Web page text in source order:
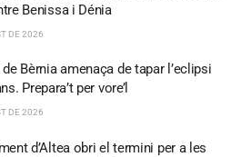
Benissa i Dénia
DE 2026
de Bèrnia amenaça de tapar l’eclipsi
Prepara’t per vore’l
DE 2026
d’Altea obri el termini per a les